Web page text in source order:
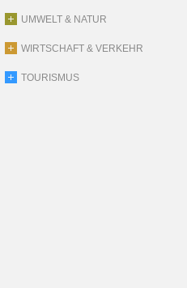
UMWELT & NATUR
WIRTSCHAFT & VERKEHR
TOURISMUS